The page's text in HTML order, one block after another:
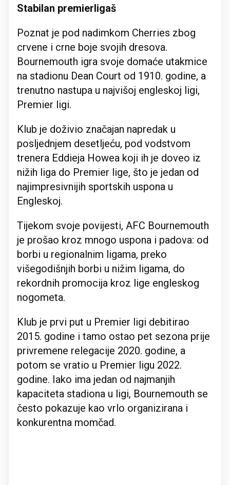
Stabilan premierligaš
Poznat je pod nadimkom Cherries zbog
crvene i crne boje svojih dresova.
Bournemouth igra svoje domaće utakmice
na stadionu Dean Court od 1910. godine, a
trenutno nastupa u najvišoj engleskoj ligi,
Premier ligi.
Klub je doživio značajan napredak u
posljednjem desetljeću, pod vodstvom
trenera Eddieja Howea koji ih je doveo iz
nižih liga do Premier lige, što je jedan od
najimpresivnijih sportskih uspona u
Engleskoj.
Tijekom svoje povijesti, AFC Bournemouth
je prošao kroz mnogo uspona i padova: od
borbi u regionalnim ligama, preko
višegodišnjih borbi u nižim ligama, do
rekordnih promocija kroz lige engleskog
nogometa.
Klub je prvi put u Premier ligi debitirao
2015. godine i tamo ostao pet sezona prije
privremene relegacije 2020. godine, a
potom se vratio u Premier ligu 2022.
godine. Iako ima jedan od najmanjih
kapaciteta stadiona u ligi, Bournemouth se
često pokazuje kao vrlo organizirana i
konkurentna momčad.